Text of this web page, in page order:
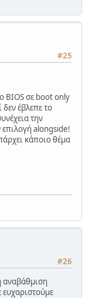
#25
BIOS σε boot only
δεν έβλεπε το
την
επιλογή alongside!
κάποιο θέμα
#26
αναβάθμιση
ευχαριστούμε